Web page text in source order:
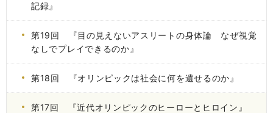
記録』
第19回 『目の見えないアスリートの身体論 なぜ視覚
なしでプレイできるのか』
第18回 『オリンピックは社会に何を遺せるのか』
第17回 『近代オリンピックのヒーローとヒロイン』